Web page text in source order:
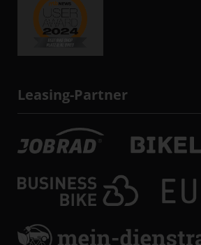
Leasing-Partner